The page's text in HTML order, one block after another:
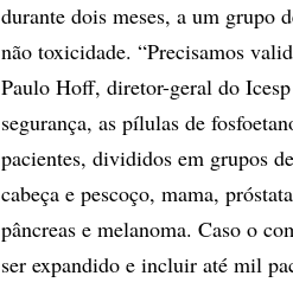
durante dois meses, a um grupo
não toxicidade. “Precisamos
Paulo Hoff, diretor-geral do
segurança, as pílulas de
pacientes, divididos em grupos
cabeça e pescoço, mama,
pâncreas e melanoma. Caso o
ser expandido e incluir até mil